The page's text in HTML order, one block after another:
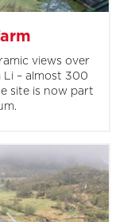
views over
Li – almost 300
site is now part